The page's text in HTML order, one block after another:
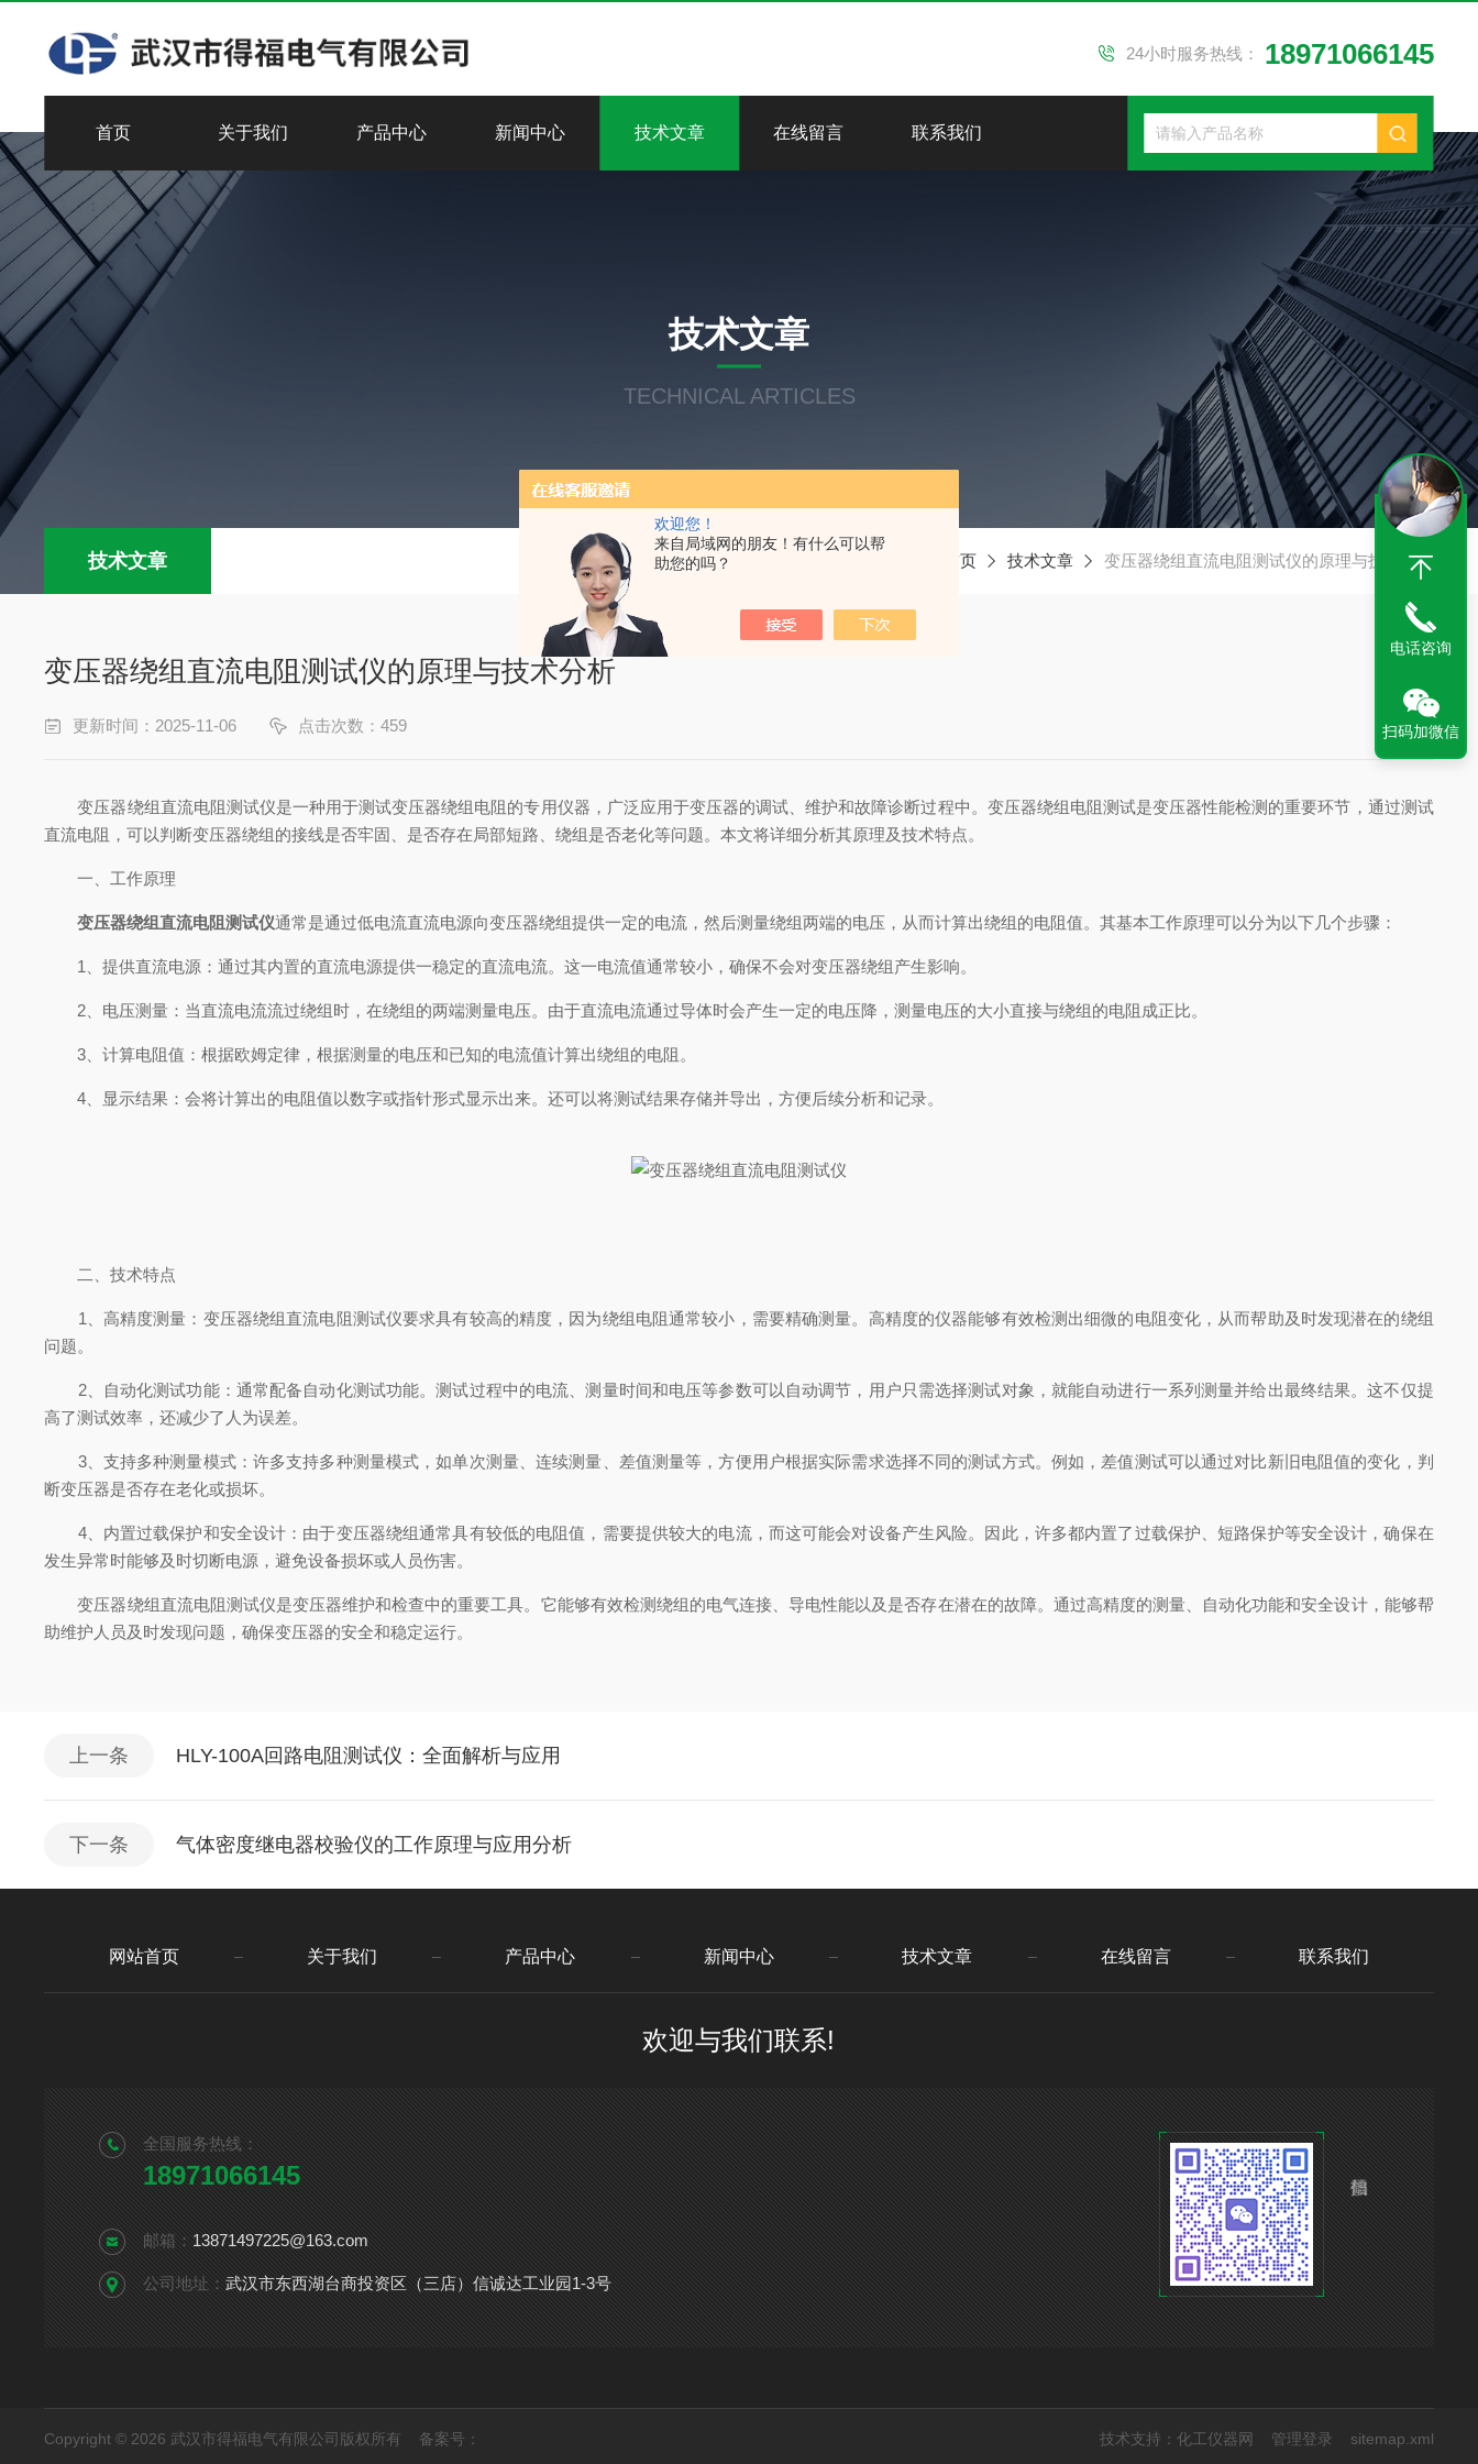
欢迎您！
来自局域网的朋友！有什么可以帮
助您的吗？
24小时服务热线： 18971066145
首页 关于我们 产品中心 新闻中心 技术文章 在线留言 联系我们
技术文章
TECHNICAL ARTICLES
技术文章 首页 技术文章 变压器绕组直流电阻测试仪的原理与技术分析
变压器绕组直流电阻测试仪的原理与技术分析
更新时间：2025-11-06 点击次数：459
变压器绕组直流电阻测试仪是一种用于测试变压器绕组电阻的专用仪器，广泛应用于变压器的调试、维护和故障诊断过程中。变压器绕组电阻测试是变压器性能检测的重要环节，通过测试
直流电阻，可以判断变压器绕组的接线是否牢固、是否存在局部短路、绕组是否老化等问题。本文将详细分析其原理及技术特点。
一、工作原理
变压器绕组直流电阻测试仪通常是通过低电流直流电源向变压器绕组提供一定的电流，然后测量绕组两端的电压，从而计算出绕组的电阻值。其基本工作原理可以分为以下几个步骤：
1、提供直流电源：通过其内置的直流电源提供一稳定的直流电流。这一电流值通常较小，确保不会对变压器绕组产生影响。
2、电压测量：当直流电流流过绕组时，在绕组的两端测量电压。由于直流电流通过导体时会产生一定的电压降，测量电压的大小直接与绕组的电阻成正比。
3、计算电阻值：根据欧姆定律，根据测量的电压和已知的电流值计算出绕组的电阻。
4、显示结果：会将计算出的电阻值以数字或指针形式显示出来。还可以将测试结果存储并导出，方便后续分析和记录。
二、技术特点
1、高精度测量：变压器绕组直流电阻测试仪要求具有较高的精度，因为绕组电阻通常较小，需要精确测量。高精度的仪器能够有效检测出细微的电阻变化，从而帮助及时发现潜在的绕组
问题。
2、自动化测试功能：通常配备自动化测试功能。测试过程中的电流、测量时间和电压等参数可以自动调节，用户只需选择测试对象，就能自动进行一系列测量并给出最终结果。这不仅提
高了测试效率，还减少了人为误差。
3、支持多种测量模式：许多支持多种测量模式，如单次测量、连续测量、差值测量等，方便用户根据实际需求选择不同的测试方式。例如，差值测试可以通过对比新旧电阻值的变化，判
断变压器是否存在老化或损坏。
4、内置过载保护和安全设计：由于变压器绕组通常具有较低的电阻值，需要提供较大的电流，而这可能会对设备产生风险。因此，许多都内置了过载保护、短路保护等安全设计，确保在
发生异常时能够及时切断电源，避免设备损坏或人员伤害。
变压器绕组直流电阻测试仪是变压器维护和检查中的重要工具。它能够有效检测绕组的电气连接、导电性能以及是否存在潜在的故障。通过高精度的测量、自动化功能和安全设计，能够帮
助维护人员及时发现问题，确保变压器的安全和稳定运行。
上一条 HLY-100A回路电阻测试仪：全面解析与应用
下一条 气体密度继电器校验仪的工作原理与应用分析
网站首页 关于我们 产品中心 新闻中心 技术文章 在线留言 联系我们
欢迎与我们联系!
全国服务热线：
18971066145
邮箱： 13871497225@163.com
公司地址：武汉市东西湖台商投资区（三店）信诚达工业园1-3号
Copyright © 2026 武汉市得福电气有限公司版权所有 备案号： 技术支持： 化工仪器网 管理登录 sitemap.xml
电话咨询
扫码加微信